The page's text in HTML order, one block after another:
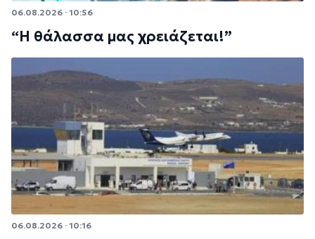
06.08.2026 · 10:56
“Η θάλασσα μας χρειάζεται!”
06.08.2026 · 10:16